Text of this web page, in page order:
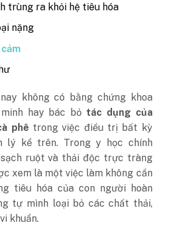
trùng ra khỏi hệ tiêu hóa
nặng
không có bằng chứng khoa
hay bác bỏ tác dụng của
phê trong việc điều trị bất kỳ
lý kể trên. Trong y học chính
ruột và thải độc trực tràng
xem là một việc làm không cần
tiêu hóa của con người hoàn
tự mình loại bỏ các chất thải,
khuẩn.